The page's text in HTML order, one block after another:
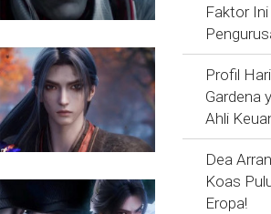
Faktor
Profil
Gardena
Ahli
Dea
Koas
Eropa!